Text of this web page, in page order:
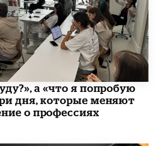
а «что я попробую
дня, которые меняют
о профессиях